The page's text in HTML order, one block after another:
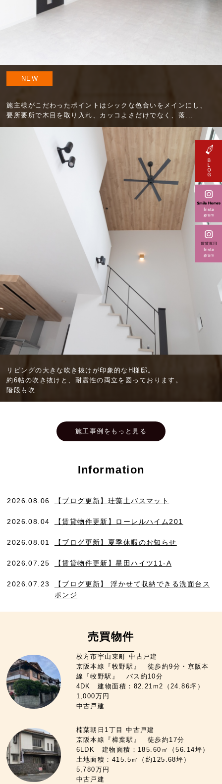
NEW
施主様がこだわったポイントはシックな色合いをメインにし、
要所要所で木目を取り入れ、カッコよさだけでなく、落...
リビングの大きな吹き抜けが印象的なH様邸。
約6帖の吹き抜けと、耐震性の両立を図っております。
階段も吹...
施工事例をもっと見る
Information
2026.08.06 【ブログ更新】珪藻土バスマット
2026.08.04 【賃貸物件更新】ローレルハイム201
2026.08.01 【ブログ更新】夏季休暇のお知らせ
2026.07.25 【賃貸物件更新】星田ハイツ11-A
2026.07.23
【ブログ更新】 浮かせて収納できる洗面台ス
ポンジ
売買物件
枚方市宇山東町 中古戸建
京阪本線『牧野駅』 徒歩約9分・京阪本
線『牧野駅』 バス約10分
4DK 建物面積：82.21m2（24.86坪）
1,000万円
中古戸建
楠葉朝日1丁目 中古戸建
京阪本線『樟葉駅』 徒歩約17分
6LDK 建物面積：185.60㎡（56.14坪）
土地面積：415.5㎡（約125.68坪）
5,780万円
中古戸建